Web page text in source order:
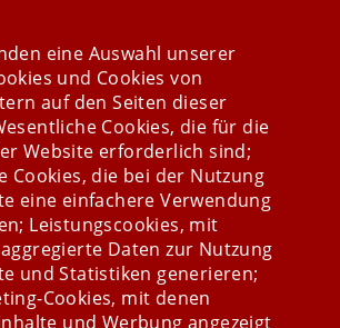
connected
eine Auswahl unserer
und Cookies von
auf den Seiten dieser
Cookies, die für die
Website erforderlich sind;
Cookies, die bei der Nutzung
eine einfachere Verwendung
Leistungscookies, mit
Daten zur Nutzung
und Statistiken generieren;
Cookies, mit denen
und Werbung angezeigt